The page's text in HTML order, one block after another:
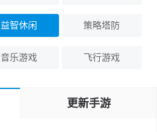
益智休闲 策略塔防
音乐游戏 飞行游戏
更新手游